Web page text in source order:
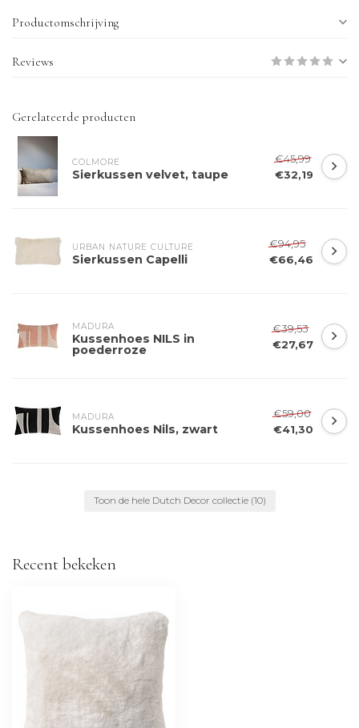
Productomschrijving
Reviews
Gerelateerde producten
COLMORE
Sierkussen velvet, taupe
€45,99
€32,19
URBAN NATURE CULTURE
Sierkussen Capelli
€94,95
€66,46
MADURA
Kussenhoes NILS in
poederroze
€39,53
€27,67
MADURA
Kussenhoes Nils, zwart
€59,00
€41,30
Toon de hele Dutch Decor collectie (10)
Recent bekeken